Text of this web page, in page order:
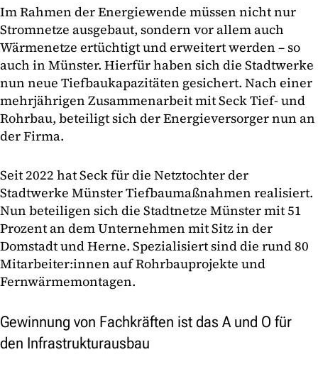
Im Rahmen der Energiewende müssen nicht nur
Stromnetze ausgebaut, sondern vor allem auch
Wärmenetze ertüchtigt und erweitert werden – so
auch in Münster. Hierfür haben sich die Stadtwerke
nun neue Tiefbaukapazitäten gesichert. Nach einer
mehrjährigen Zusammenarbeit mit Seck Tief- und
Rohrbau, beteiligt sich der Energieversorger nun an
der Firma.
Seit 2022 hat Seck für die Netztochter der
Stadtwerke Münster Tiefbaumaßnahmen realisiert.
Nun beteiligen sich die Stadtnetze Münster mit 51
Prozent an dem Unternehmen mit Sitz in der
Domstadt und Herne. Spezialisiert sind die rund 80
Mitarbeiter:innen auf Rohrbauprojekte und
Fernwärmemontagen.
Gewinnung von Fachkräften ist das A und O für
den Infrastrukturausbau